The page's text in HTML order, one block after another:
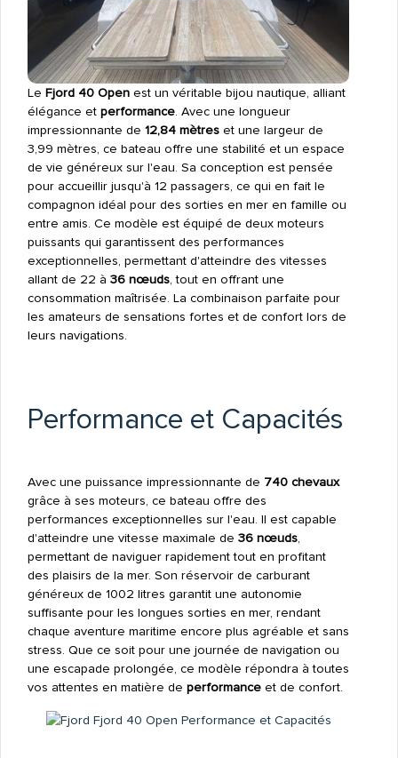
Le Fjord 40 Openest un véritable bijou nautique, alliant
élégance et performance. Avec une longueur
impressionnante de 12,84 mètreset une largeur de
3,99 mètres, ce bateau offre une stabilité et un espace
de vie généreux sur l'eau. Sa conception est pensée
pour accueillir jusqu'à 12 passagers, ce qui en fait le
compagnon idéal pour des sorties en mer en famille ou
entre amis. Ce modèle est équipé de deux moteurs
puissants qui garantissent des performances
exceptionnelles, permettant d'atteindre des vitesses
allant de 22 à 36 nœuds, tout en offrant une
consommation maîtrisée. La combinaison parfaite pour
les amateurs de sensations fortes et de confort lors de
leurs navigations.
Performance et Capacités
Avec une puissance impressionnante de 740 chevaux
grâce à ses moteurs, ce bateau offre des
performances exceptionnelles sur l'eau. Il est capable
d'atteindre une vitesse maximale de 36 nœuds,
permettant de naviguer rapidement tout en profitant
des plaisirs de la mer. Son réservoir de carburant
généreux de 1002 litres garantit une autonomie
suffisante pour les longues sorties en mer, rendant
chaque aventure maritime encore plus agréable et sans
stress. Que ce soit pour une journée de navigation ou
une escapade prolongée, ce modèle répondra à toutes
vos attentes en matière de performanceet de confort.